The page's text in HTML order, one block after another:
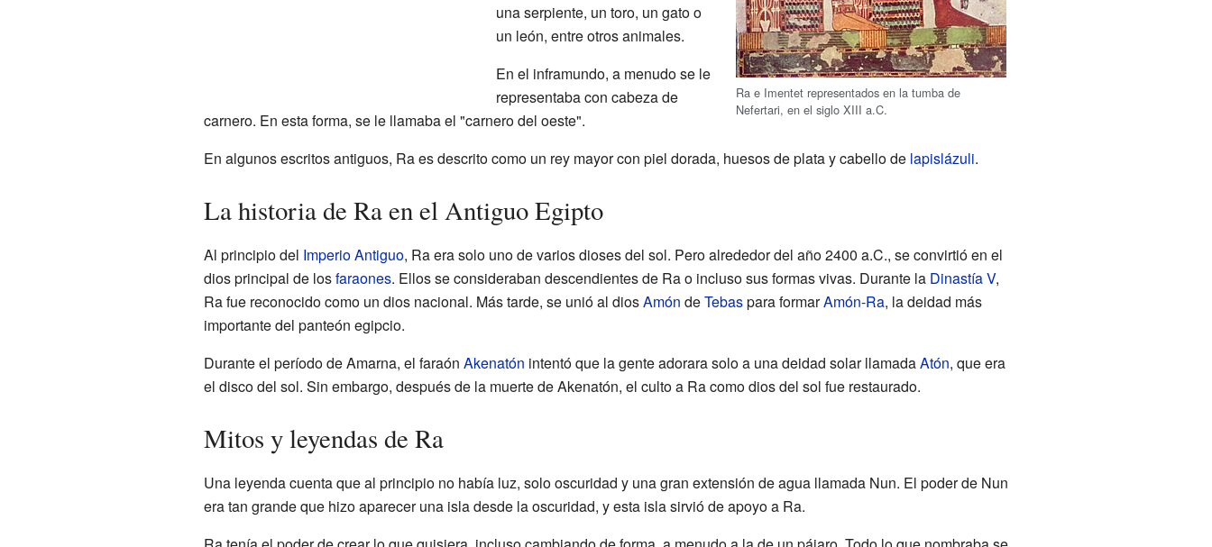
Ra e Imentet representados en la tumba de
Nefertari, en el siglo XIII a.C.
una serpiente, un toro, un gato o
un león, entre otros animales.
En el inframundo, a menudo se le
representaba con cabeza de
carnero. En esta forma, se le llamaba el "carnero del oeste".
En algunos escritos antiguos, Ra es descrito como un rey mayor con piel dorada, huesos de plata y cabello de lapislázuli.
La historia de Ra en el Antiguo Egipto
Al principio del Imperio Antiguo, Ra era solo uno de varios dioses del sol. Pero alrededor del año 2400 a.C., se convirtió en el
dios principal de losfaraones. Ellos se consideraban descendientes de Ra o incluso sus formas vivas. Durante la Dinastía V,
Ra fue reconocido como un dios nacional. Más tarde, se unió al diosAmón deTebaspara formarAmón-Ra, la deidad más
importante del panteón egipcio.
Durante el período de Amarna, el faraón Akenatón intentó que la gente adorara solo a una deidad solar llamadaAtón, que era
el disco del sol. Sin embargo, después de la muerte de Akenatón, el culto a Ra como dios del sol fue restaurado.
Mitos y leyendas de Ra
Una leyenda cuenta que al principio no había luz, solo oscuridad y una gran extensión de agua llamada Nun. El poder de Nun
era tan grande que hizo aparecer una isla desde la oscuridad, y esta isla sirvió de apoyo a Ra.